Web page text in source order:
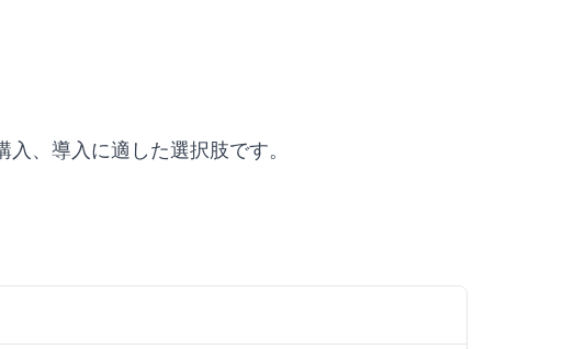
、導入に適した選択肢です。